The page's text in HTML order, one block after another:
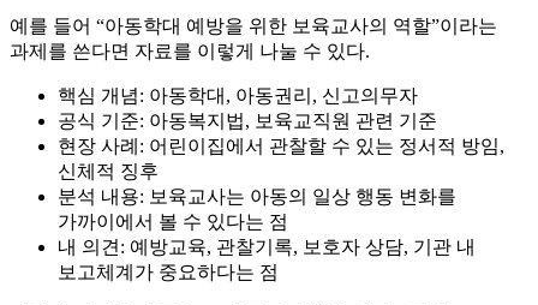
예를 들어 “아동학대 예방을 위한 보육교사의 역할”이라는
과제를 쓴다면 자료를 이렇게 나눌 수 있다.
핵심 개념: 아동학대, 아동권리, 신고의무자
공식 기준: 아동복지법, 보육교직원 관련 기준
현장 사례: 어린이집에서 관찰할 수 있는 정서적 방임,
신체적 징후
분석 내용: 보육교사는 아동의 일상 행동 변화를
가까이에서 볼 수 있다는 점
내 의견: 예방교육, 관찰기록, 보호자 상담, 기관 내
보고체계가 중요하다는 점